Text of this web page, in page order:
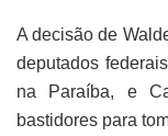
A decisão de
deputados
na Paraíba, e
bastidores para